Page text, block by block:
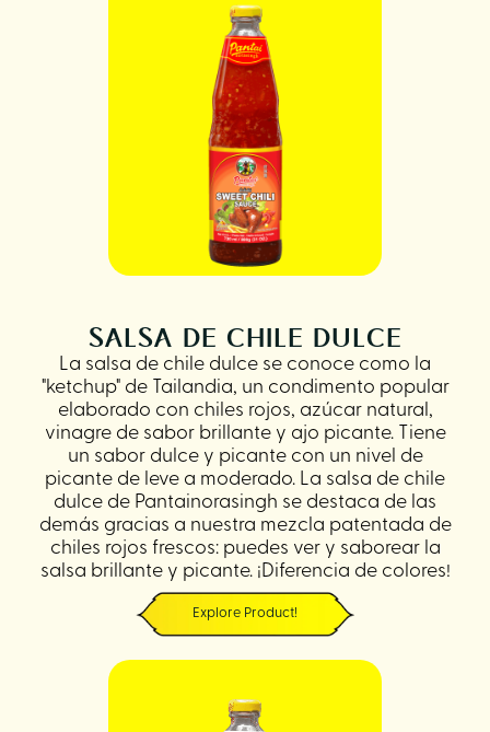
SALSA DE CHILE DULCE
La salsa de chile dulce se conoce como la
"ketchup" de Tailandia, un condimento popular
elaborado con chiles rojos, azúcar natural,
vinagre de sabor brillante y ajo picante. Tiene
un sabor dulce y picante con un nivel de
picante de leve a moderado. La salsa de chile
dulce de Pantainorasingh se destaca de las
demás gracias a nuestra mezcla patentada de
chiles rojos frescos: puedes ver y saborear la
salsa brillante y picante. ¡Diferencia de colores!
Explore Product!